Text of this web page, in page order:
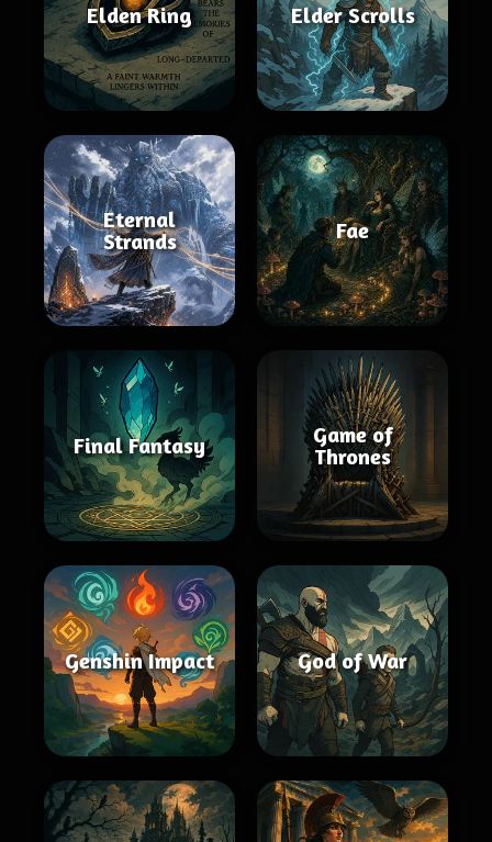
Elden Ring Elder Scrolls
Eternal
Strands
Fae
Final Fantasy
Game of
Thrones
Genshin Impact God of War